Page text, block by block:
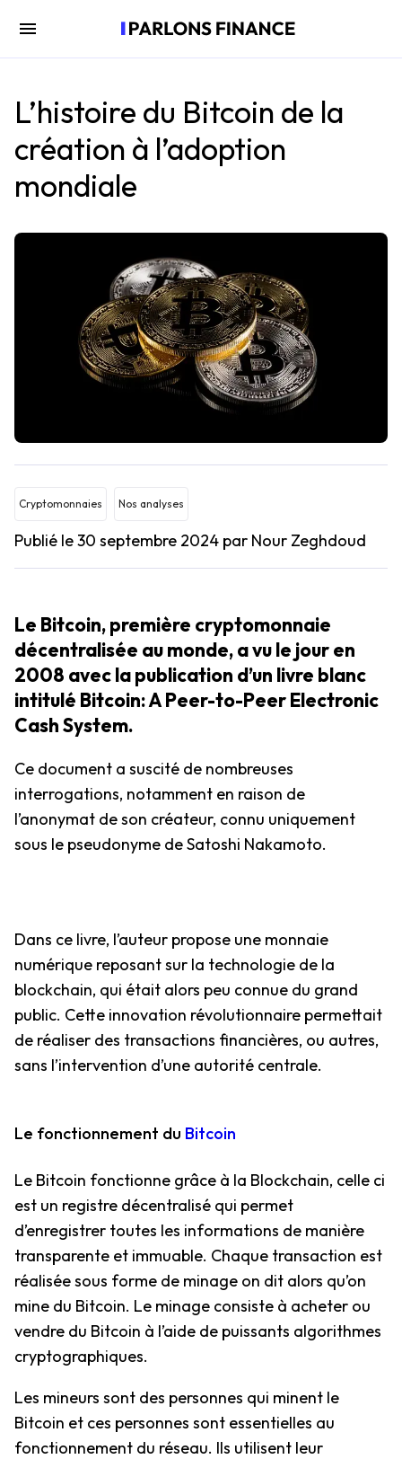
L’histoire du Bitcoin de la
création à l’adoption
mondiale
Cryptomonnaies Nos analyses
Publié le 30 septembre 2024 par Nour Zeghdoud
Le Bitcoin, première cryptomonnaie
décentralisée au monde, a vu le jour en
2008 avec la publication d’un livre blanc
intitulé Bitcoin: A Peer-to-Peer Electronic
Cash System.
Ce document a suscité de nombreuses
interrogations, notamment en raison de
l’anonymat de son créateur, connu uniquement
sous le pseudonyme de Satoshi Nakamoto.
Dans ce livre, l’auteur propose une monnaie
numérique reposant sur la technologie de la
blockchain, qui était alors peu connue du grand
public. Cette innovation révolutionnaire permettait
de réaliser des transactions financières, ou autres,
sans l’intervention d’une autorité centrale.
Le fonctionnement du Bitcoin
Le Bitcoin fonctionne grâce à la Blockchain, celle ci
est un registre décentralisé qui permet
d’enregistrer toutes les informations de manière
transparente et immuable. Chaque transaction est
réalisée sous forme de minage on dit alors qu’on
mine du Bitcoin. Le minage consiste à acheter ou
vendre du Bitcoin à l’aide de puissants algorithmes
cryptographiques.
Les mineurs sont des personnes qui minent le
Bitcoin et ces personnes sont essentielles au
fonctionnement du réseau. Ils utilisent leur